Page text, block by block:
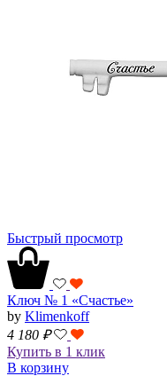
Быстрый просмотр
Ключ № 1 «Счастье»
by Klimenkoff
4 180 ₽
Купить в 1 клик
В корзину